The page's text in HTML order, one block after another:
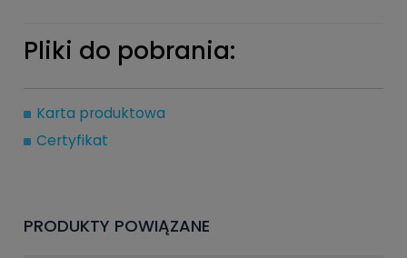
Pliki do pobrania:
Karta produktowa
Certyfikat
PRODUKTY POWIĄZANE